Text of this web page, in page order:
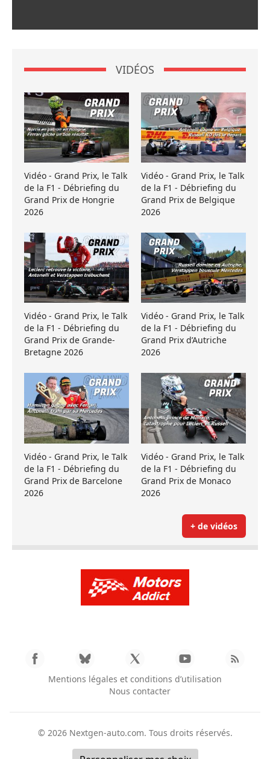
VIDÉOS
Vidéo - Grand Prix, le Talk
de la F1 - Débriefing du
Grand Prix de Hongrie
2026
Vidéo - Grand Prix, le Talk
de la F1 - Débriefing du
Grand Prix de Belgique
2026
Vidéo - Grand Prix, le Talk
de la F1 - Débriefing du
Grand Prix de Grande-
Bretagne 2026
Vidéo - Grand Prix, le Talk
de la F1 - Débriefing du
Grand Prix d’Autriche
2026
Vidéo - Grand Prix, le Talk
de la F1 - Débriefing du
Grand Prix de Barcelone
2026
Vidéo - Grand Prix, le Talk
de la F1 - Débriefing du
Grand Prix de Monaco
2026
+ de vidéos
Mentions légales et conditions d’utilisation
Nous contacter
© 2026 Nextgen-auto.com. Tous droits réservés.